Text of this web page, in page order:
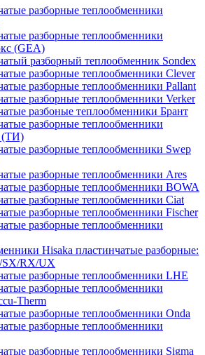
разборные теплообменники
разборные теплообменники
(GEA)
разборный теплообменник Sondex
разборные теплообменники Clever
разборные теплообменники Pallant
разборные теплообменники Verker
разбоные теплообменники Брант
разборные теплообменники
(ТИ)
разборные теплообменники Swep
разборные теплообменники Ares
разборные теплообменники BOWA
разборные теплообменники Ciat
разборные теплообменники Fischer
разборные теплообменники
Hisaka пластинчатые разборные:
SX/RX/UX
разборные теплообменники LHE
разборные теплообменники
Therm
разборные теплообменники Onda
разборные теплообменники
разборные теплообменники Sigma